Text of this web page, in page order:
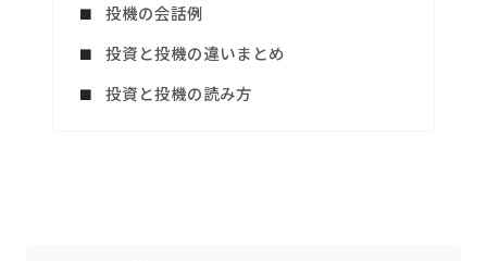
投機の会話例
投資と投機の違いまとめ
投資と投機の読み方